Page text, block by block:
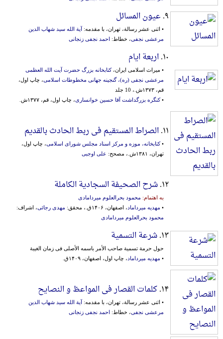
۹. عیون المسائل
• اثنی عشر رسالة، تهران، با مقدمه: آیة الله سید شهاب الدین
مرعشی نجفی، خطاط: احمد نجفی زنجانی
۱۰. اربعة ایام
• میراث اسلامی ایران،کتابخانه بزرگ حضرت آیت الله العظمی
مرعشی نجفی (ره)، گنجینه جهانی مخطوطات اسلامی، چاپ اول،
قم، ۱۳۷۳ش.، 10 جلد
•کنگره بزرگداشت آقا حسین خوانساری، چاپ اول، قم، ۱۳۷۷ش.
۱۱. الصراط المستقیم فی ربط الحادث بالقدیم
•کتابخانه، موزه و مرکز اسناد مجلس شورای اسلامی، چاپ اول،
تهران، ۱۳۸۱ش.، مصحح:
علی اوجبی
۱۲. شرح الصحیفة السجادیة الکاملة
به اهتمام: محمود بحرالعلوم میردامادی
• مهدیه میرداماد ، اصفهان، ۱۴۰۶ق.، محقق: مهدی رجائی، اشراف:
محمود بحرالعلوم میردامادی
۱۳. شرعة التسمیة
حول حرمة تسمیة صاحب الأمر باسمه الأصلی فی زمان الغیبة
• مهدیه میرداماد ، چاپ اول، اصفهان، ۱۴۰۹ق.
۱۴. کلمات القصار فی المواعظ و النصایح
• اثنی عشر رسالة، تهران، با مقدمه: آیة الله سید شهاب الدین
مرعشی نجفی، خطاط: احمد نجفی زنجانی